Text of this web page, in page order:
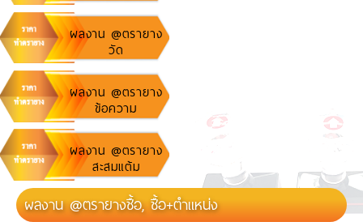
ค้า
ผลงาน @ตรายาง
วัด
ผลงาน @ตรายาง
ข้อความ
ผลงาน @ตรายาง
สะสมแต้ม
ผลงาน @ตรายางชื้อ, ชื้อ+ตำแหน่ง